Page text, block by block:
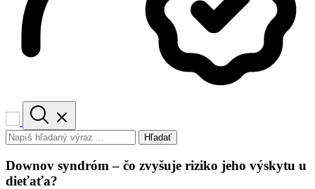
Hľadať
Downov syndróm – čo zvyšuje riziko jeho výskytu u
dieťaťa?